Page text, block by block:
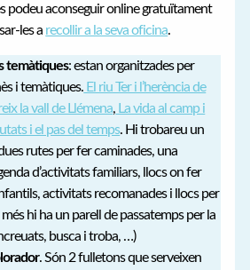
podeu aconseguir online gratuïtament
les a recollir a la seva oficina.
temàtiques: estan organitzades per
i temàtiques. El riu Ter i l’herència de
la vall de Llémena, La vida al camp i
i el pas del temps. Hi trobareu un
rutes per fer caminades, una
d’activitats familiars, llocs on fer
activitats recomanades i llocs per
hi ha un parell de passatemps per la
busca i troba, …)
. Són 2 fulletons que serveixen